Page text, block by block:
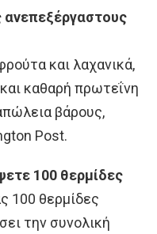
ανεπεξέργαστους
και λαχανικά,
καθαρή πρωτεΐνη
βάρους,
Post.
100 θερμίδες
100 θερμίδες
την συνολική